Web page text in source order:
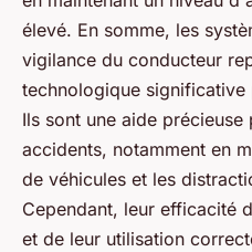
élevé. En somme, les
vigilance du conducteur
technologique
Ils sont une aide
accidents, notamment en
de véhicules et les
Cependant, leur efficacité
et de leur utilisation